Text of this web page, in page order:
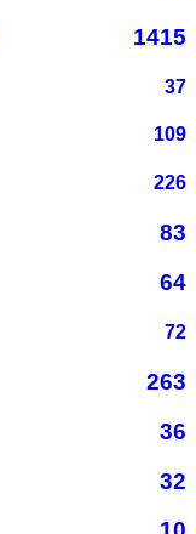
1415
37
109
226
83
64
72
263
36
32